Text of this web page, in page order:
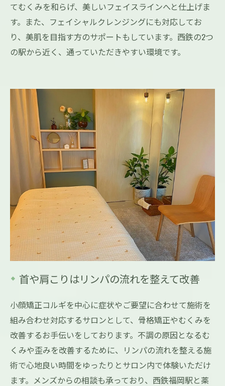
てむくみを和らげ、美しいフェイスラインへと仕上げま
す。また、フェイシャルクレンジングにも対応してお
り、美肌を目指す方のサポートもしています。西鉄の2つ
の駅から近く、通っていただきやすい環境です。
首や肩こりはリンパの流れを整えて改善
小顔矯正コルギを中心に症状やご要望に合わせて施術を
組み合わせ対応するサロンとして、骨格矯正やむくみを
改善するお手伝いをしております。不調の原因となるむ
くみや歪みを改善するために、リンパの流れを整える施
術で心地良い時間をゆったりとサロン内で体験いただけ
ます。メンズからの相談も承っており、西鉄福岡駅と薬